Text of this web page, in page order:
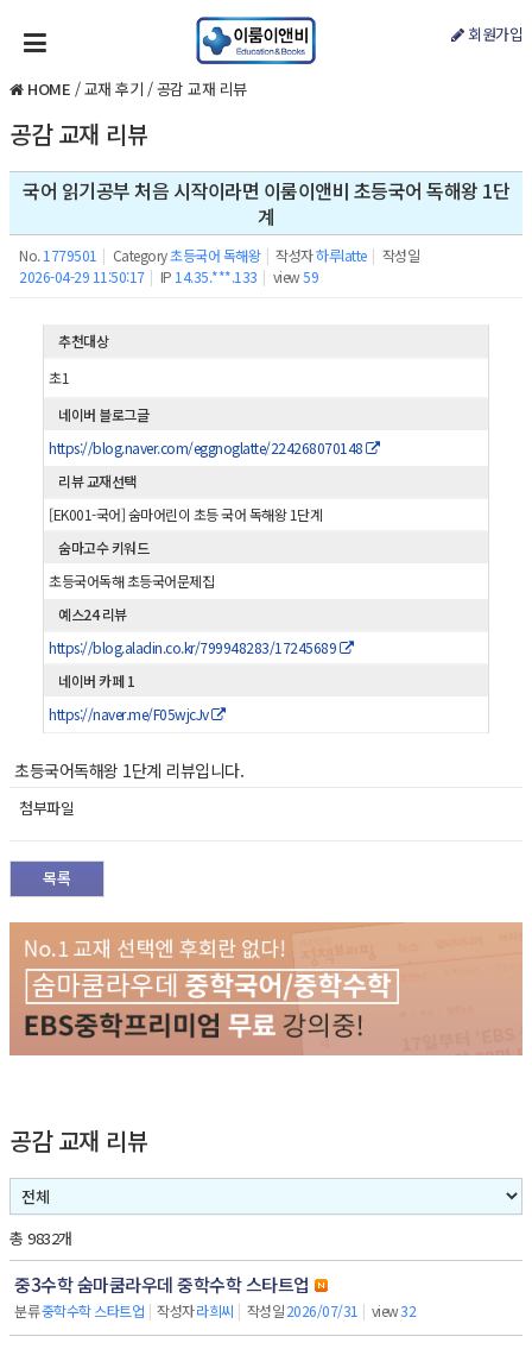
회원가입
HOME /교재 후기 /공감 교재 리뷰
공감 교재 리뷰
국어 읽기공부 처음 시작이라면 이룸이앤비 초등국어 독해왕 1단
계
No. 1779501 | Category초등국어 독해왕 | 작성자하루latte | 작성일
2026-04-29 11:50:17 | IP 14.35.***.133 | view59
추천대상
초1
네이버 블로그글
https://blog.naver.com/eggnoglatte/224268070148
리뷰 교재선택
[EK001-국어] 숨마어린이 초등 국어 독해왕 1단계
숨마고수 키워드
초등국어독해 초등국어문제집
예스24 리뷰
https://blog.aladin.co.kr/799948283/17245689
네이버 카페 1
https://naver.me/F05wjcJv
초등국어독해왕 1단계 리뷰입니다.
첨부파일
목록
공감 교재 리뷰
총 9832개
중3수학 숨마쿰라우데 중학수학 스타트업
분류중학수학 스타트업 | 작성자라희씨 | 작성일2026/07/31 | view32